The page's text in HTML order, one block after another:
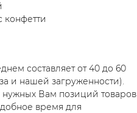
составляет от 40 до 60
и нашей загруженности).
нужных Вам позиций товаров
время для